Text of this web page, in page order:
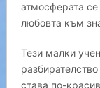
атмосферата
любовта към
Тези малки
става по-